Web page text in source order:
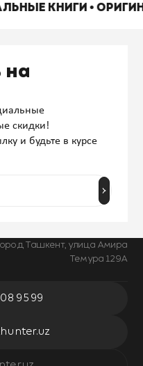
КНИГИ •
Ташкент, улица Амира
Темура 129А
95 99
на
скидки!
и будьте в курсе